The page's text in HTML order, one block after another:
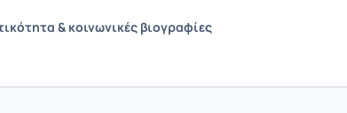
& κοινωνικές βιογραφίες